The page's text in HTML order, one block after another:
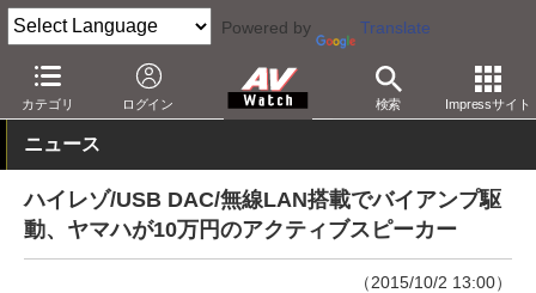
Powered by Translate
カテゴリ ログイン 検索 Impressサイト
AV Watch 製品 Bluetoothスピーカー
ニュース
ハイレゾ/USB DAC/無線LAN搭載でバイアンプ駆
動、ヤマハが10万円のアクティブスピーカー
（2015/10/2 13:00）